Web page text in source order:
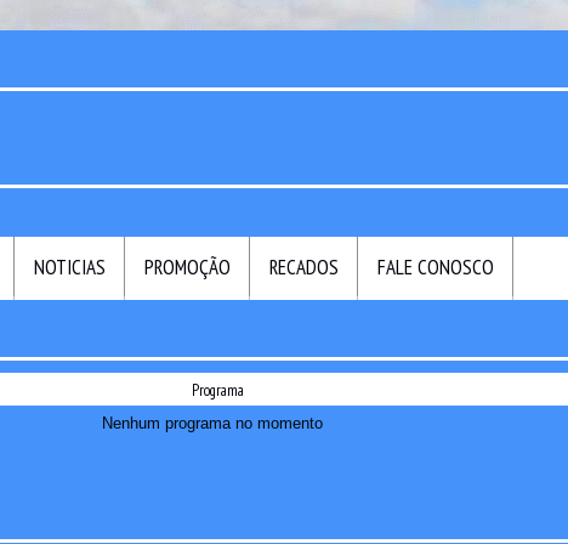
NOTICIAS PROMOÇÃO RECADOS FALE CONOSCO
Programa
Nenhum programa no momento